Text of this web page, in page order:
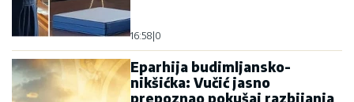
16:58 0
Eparhija budimljansko-
nikšićka: Vučić jasno
prepoznao pokušaj razbijanja